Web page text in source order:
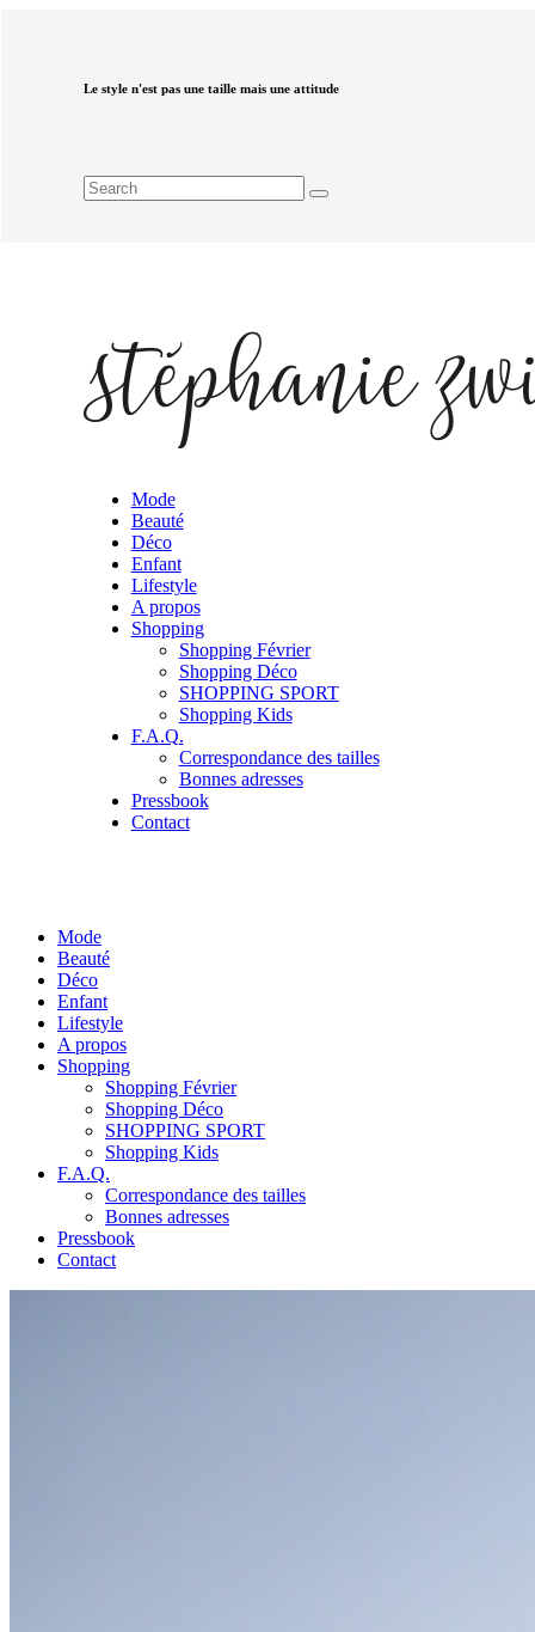
Le style n'est pas une taille mais une attitude
Mode
Beauté
Déco
Enfant
Lifestyle
A propos
Shopping
Shopping Février
Shopping Déco
SHOPPING SPORT
Shopping Kids
F.A.Q.
Correspondance des tailles
Bonnes adresses
Pressbook
Contact
Mode
Beauté
Déco
Enfant
Lifestyle
A propos
Shopping
Shopping Février
Shopping Déco
SHOPPING SPORT
Shopping Kids
F.A.Q.
Correspondance des tailles
Bonnes adresses
Pressbook
Contact